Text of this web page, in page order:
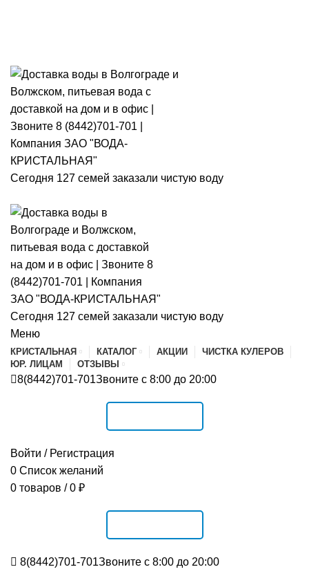
Сегодня 127 семей заказали чистую воду
Сегодня 127 семей заказали чистую воду
Меню
КРИСТАЛЬНАЯ КАТАЛОГ АКЦИИ
ЧИСТКА КУЛЕРОВ
ЮР. ЛИЦАМ
ОТЗЫВЫ
8(8442)701-701Звоните с 8:00 до 20:00
Войти / Регистрация
0 Список желаний
0 товаров / 0 ₽
8(8442)701-701Звоните с 8:00 до 20:00